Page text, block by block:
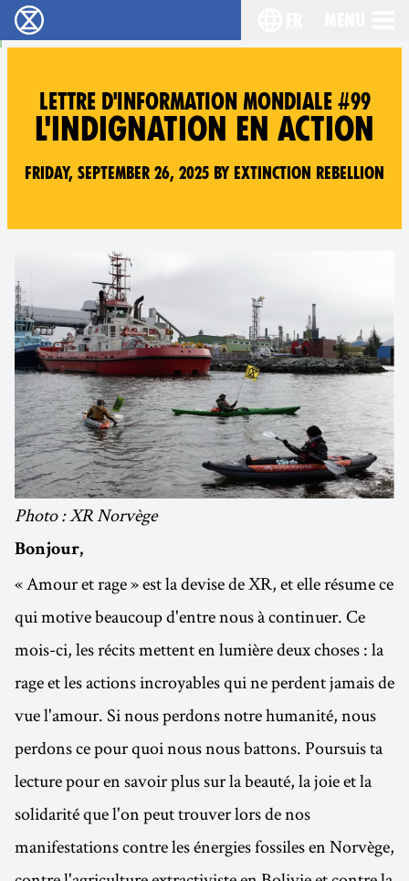
Extinction Rebellion - Home
LETTRE D'INFORMATION MONDIALE #99
L'INDIGNATION EN ACTION
Friday, September 26, 2025 by Extinction Rebellion
Photo : XR Norvège
Bonjour,
« Amour et rage » est la devise de XR, et elle résume ce
qui motive beaucoup d'entre nous à continuer. Ce
mois-ci, les récits mettent en lumière deux choses : la
rage et les actions incroyables qui ne perdent jamais de
vue l'amour. Si nous perdons notre humanité, nous
perdons ce pour quoi nous nous battons. Poursuis ta
lecture pour en savoir plus sur la beauté, la joie et la
solidarité que l'on peut trouver lors de nos
manifestations contre les énergies fossiles en Norvège,